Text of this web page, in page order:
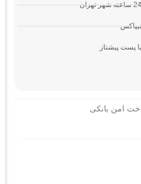
پست پیشتاز
امن بانکی